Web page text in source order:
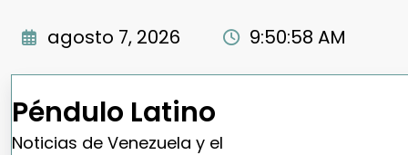
agosto 7, 2026 9:50:59 AM
Péndulo Latino
Noticias de Venezuela y el